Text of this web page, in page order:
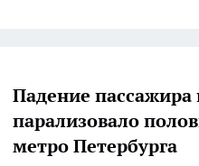
Падение пассажира
парализовало
метро Петербурга